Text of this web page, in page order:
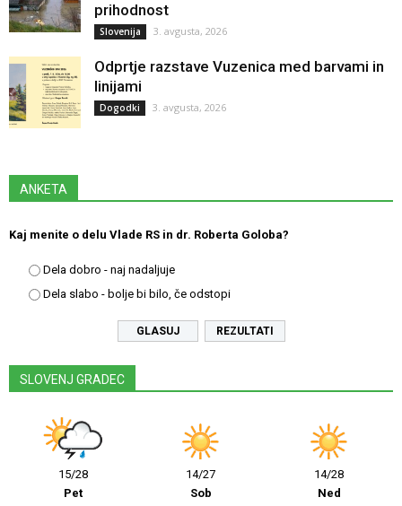
prihodnost
Slovenija 3. avgusta, 2026
Odprtje razstave Vuzenica med barvami in
linijami
Dogodki 3. avgusta, 2026
ANKETA
Kaj menite o delu Vlade RS in dr. Roberta Goloba?
Dela dobro - naj nadaljuje
Dela slabo - bolje bi bilo, če odstopi
REZULTATI
SLOVENJ GRADEC
15/28
Pet
14/27
Sob
14/28
Ned